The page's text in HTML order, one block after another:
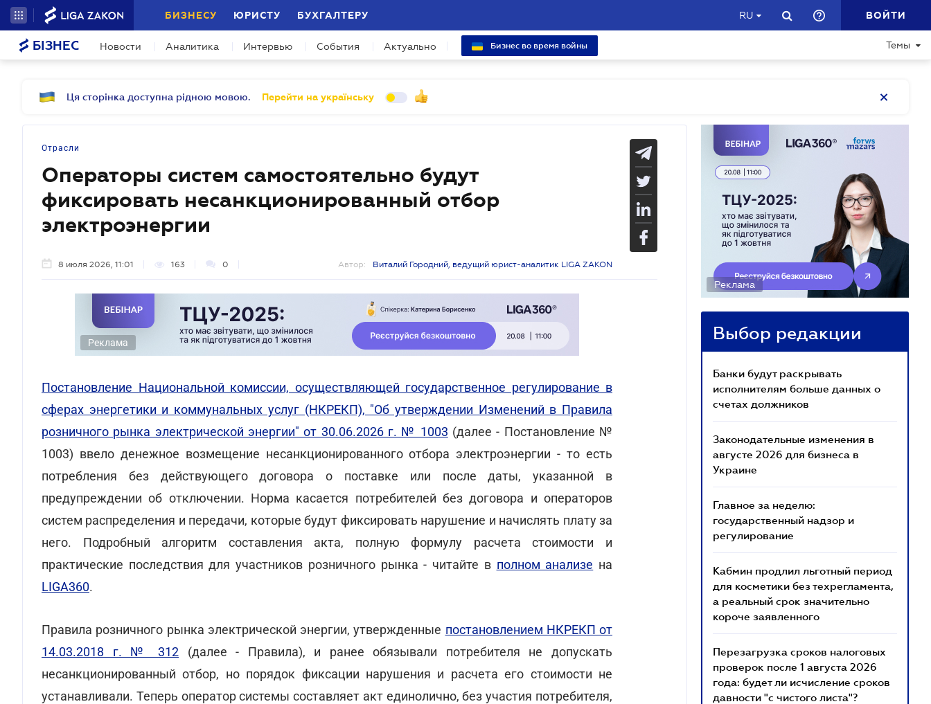
БИЗНЕСУ ЮРИСТУ БУХГАЛТЕРУ RU ВОЙТИ
БІЗНЕС Новости Аналитика Интервью События Актуально Бизнес во время войны Темы
Ця сторінка доступна рідною мовою. Перейти на українську
Отрасли
Операторы систем самостоятельно будут
фиксировать несанкционированный отбор
электроэнергии
8 июля 2026, 11:01 163 0 Автор: Виталий Городний, ведущий юрист-аналитик LIGA ZAKON
Реклама
Постановление Национальной комиссии, осуществляющей государственное регулирование в
сферах энергетики и коммунальных услуг (НКРЕКП), "Об утверждении Изменений в Правила
розничного рынка электрической энергии" от 30.06.2026 г. № 1003 (далее - Постановление №
1003) ввело денежное возмещение несанкционированного отбора электроэнергии - то есть
потребления без действующего договора о поставке или после даты, указанной в
предупреждении об отключении. Норма касается потребителей без договора и операторов
систем распределения и передачи, которые будут фиксировать нарушение и начислять плату за
него. Подробный алгоритм составления акта, полную формулу расчета стоимости и
практические последствия для участников розничного рынка - читайте в полном анализе на
LIGA360.
Правила розничного рынка электрической энергии, утвержденные постановлением НКРЕКП от
14.03.2018 г. № 312 (далее - Правила), и ранее обязывали потребителя не допускать
несанкционированный отбор, но порядок фиксации нарушения и расчета его стоимости не
устанавливали. Теперь оператор системы составляет акт единолично, без участия потребителя,
Реклама
Выбор редакции
Банки будут раскрывать
исполнителям больше данных о
счетах должников
Законодательные изменения в
августе 2026 для бизнеса в
Украине
Главное за неделю:
государственный надзор и
регулирование
Кабмин продлил льготный период
для косметики без техрегламента,
а реальный срок значительно
короче заявленного
Перезагрузка сроков налоговых
проверок после 1 августа 2026
года: будет ли исчисление сроков
давности "с чистого листа"?